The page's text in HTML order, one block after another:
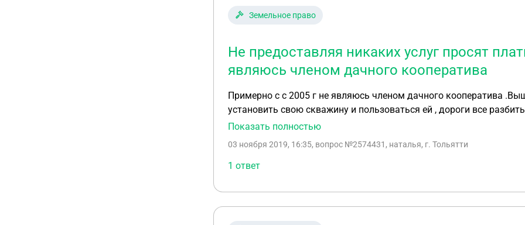
Земельное право
Не предоставляя никаких услуг просят
являюсь членом дачного кооператива
Примерно с с 2005 г не являюсь членом дачного кооператива
установить свою скважину и пользоваться ей , дороги все
даче завален металлич хламом соседа по даче , что иногда не
выделено 13 квт ! Обращалась в СНТ с заключ договора только на
просит вносить полную стоимость чл взносов ! За что ? За то ,
Показать полностью
03 ноября 2019, 16:35, вопрос №2574431, наталья, г. Тольятти
1 ответ